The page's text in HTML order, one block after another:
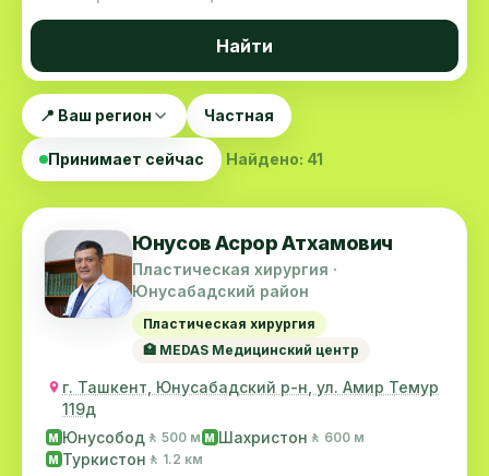
Найти
📍 Ваш регион Частная
Принимает сейчас Найдено: 41
Юнусов Асрор Атхамович
Пластическая хирургия ·
Юнусабадский район
Пластическая хирургия
🏥 MEDAS Медицинский центр
г. Ташкент, Юнусабадский р-н, ул. Амир Темур
119д
M Юнусобод 🚶 500 м M Шахристон 🚶 600 м
M Туркистон 🚶 1.2 км